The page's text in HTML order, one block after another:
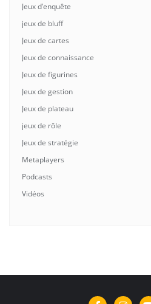
Jeux d’enquête
jeux de bluff
Jeux de cartes
Jeux de connaissance
Jeux de figurines
Jeux de gestion
Jeux de plateau
jeux de rôle
Jeux de stratégie
Metaplayers
Podcasts
Vidéos